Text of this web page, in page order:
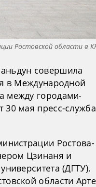
Ростовской области в
совершила
в Международной
между городами-
мая пресс-служба
Ростова-
Цзинаня и
(ДГТУ).
области